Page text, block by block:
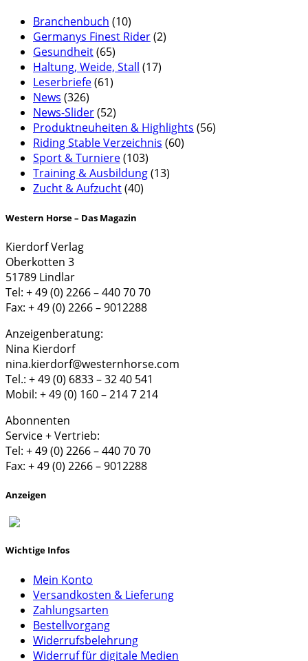
Branchenbuch (10)
Germanys Finest Rider(2)
Gesundheit(65)
Haltung, Weide, Stall (17)
Leserbriefe(61)
News (326)
News-Slider(52)
Produktneuheiten & Highlights (56)
Riding Stable Verzeichnis (60)
Sport & Turniere(103)
Training & Ausbildung(13)
Zucht & Aufzucht(40)
Western Horse – Das Magazin
Kierdorf Verlag
Oberkotten 3
51789 Lindlar
Tel: + 49 (0) 2266 – 440 70 70
Fax: + 49 (0) 2266 – 9012288
Anzeigenberatung:
Nina Kierdorf
nina.kierdorf@westernhorse.com
Tel.: + 49 (0) 6833 – 32 40 541
Mobil: + 49 (0) 160 – 214 7 214
Abonnenten
Service + Vertrieb:
Tel: + 49 (0) 2266 – 440 70 70
Fax: + 49 (0) 2266 – 9012288
Anzeigen
Wichtige Infos
Mein Konto
Versandkosten & Lieferung
Zahlungsarten
Bestellvorgang
Widerrufsbelehrung
Widerruf für digitale Medien